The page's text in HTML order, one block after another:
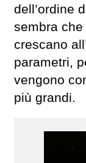
dell’ordine
sembra
crescano
parametri,
vengono
più grandi.